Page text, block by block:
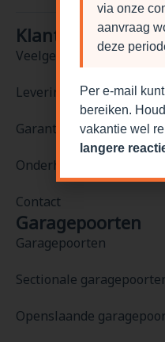
Klantenservice
Veelgestelde vragen
Levering en levertijden
Garantie
Onderhoud en reparatie
Contact
Garagepoorten
Garagepoorten
Sectionale
Openslaande
via onze
aanvraag
deze
Per e-mail
bereiken.
vakantie wel
langere